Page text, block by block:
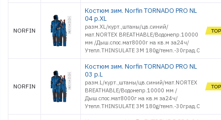
NORFIN
Костюм зим. Norfin TORNADO PRO NL
04 р.XL
разм.XL/курт.,штаны/цв.синий/
мат.NORTEX BREATHABLE/Водонепр.10000
мм /Дыш.спос.мат8000г на кв.м за24ч/
Утепл.THINSULATE 3M 180g/темп.-30град.С
NORFIN
Костюм зим. Norfin TORNADO PRO NL
03 р.L
разм.L/курт.,штаны/цв.синий/мат.NORTEX
BREATHABLE/Водонепр.10000 мм /
Дыш.спос.мат8000г на кв.м за24ч/
Утепл.THINSULATE 3M 180g/темп.-30град.С